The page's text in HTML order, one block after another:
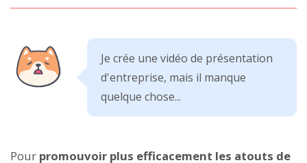
Je crée une vidéo de présentation
d'entreprise, mais il manque
quelque chose...
Pour promouvoir plus efficacement les atouts de